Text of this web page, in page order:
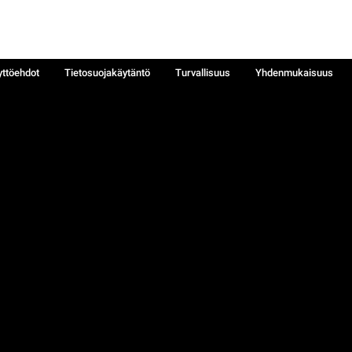
Tietosuojakäytäntö Turvallisuus
Yhdenmukaisuus